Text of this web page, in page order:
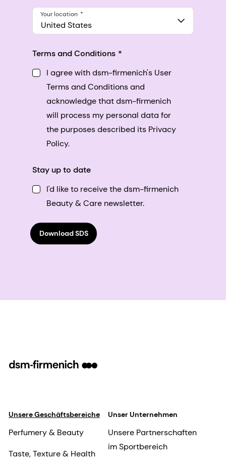
United States
Your location
Terms and Conditions
I agree with dsm-firmenich's User
Terms and Conditions and
acknowledge that dsm-firmenich
will process my personal data for
the purposes described its Privacy
Policy.
Stay up to date
I'd like to receive the dsm-firmenich
Beauty & Care newsletter.
Download SDS
Unsere Geschäftsbereiche
Perfumery & Beauty
Taste, Texture & Health
Unser Unternehmen
Unsere Partnerschaften
im Sportbereich